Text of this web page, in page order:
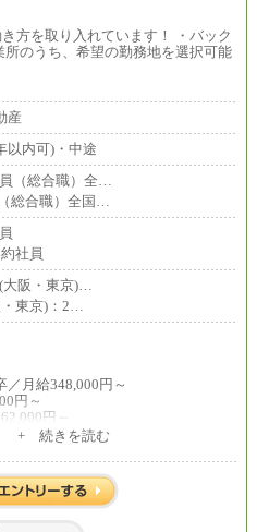
方を取り入れています！ ・バック
のうち、希望の勤務地を選択可能
産
以内可)・中途
（総合職）全…
総合職）全国…
社員
大阪・東京)…
東京)：2…
／月給348,000円～
円～
円～
円～
円～
円～
+ 続きを読む